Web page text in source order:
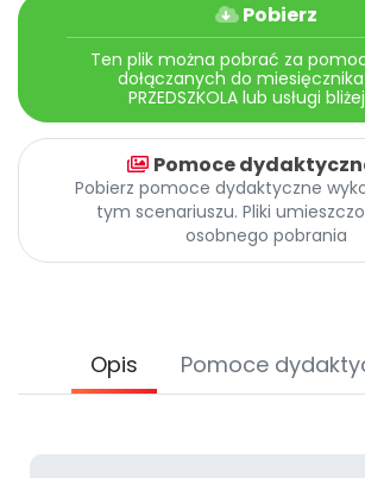
Archiwalne numery
Pomoc
Promocje
Pobierz
Ten plik można pobrać za
dołączanych do miesięcznika
PRZEDSZKOLA lub usługi
Pomoce
Pobierz pomoce dydaktyczne
tym scenariuszu. Pliki
osobnego pobrania
Opis Pomoce